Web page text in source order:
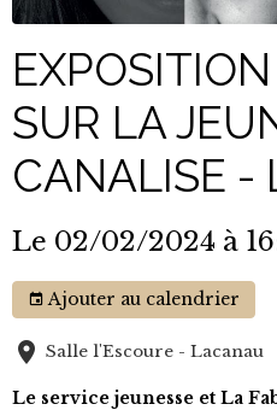
SUR LA
CANALISE -
Le 02/02/2024 à
Ajouter au calendrier
Salle l'Escoure - Lacanau
Le service jeunesse et La